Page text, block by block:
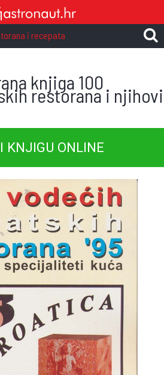
i recepata
knjiga 100
restorana i njihovi
KNJIGU ONLINE